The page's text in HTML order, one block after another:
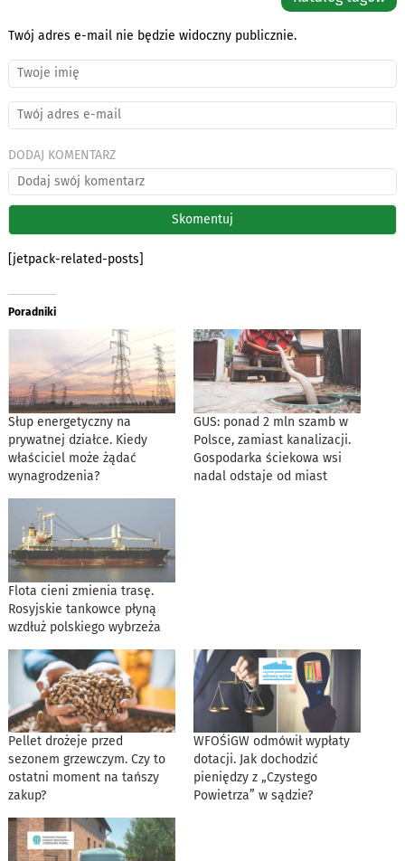
Twój adres e-mail nie będzie widoczny publicznie.
DODAJ KOMENTARZ
[jetpack-related-posts]
Poradniki
Słup energetyczny na
prywatnej działce. Kiedy
właściciel może żądać
wynagrodzenia?
GUS: ponad 2 mln szamb w
Polsce, zamiast kanalizacji.
Gospodarka ściekowa wsi
nadal odstaje od miast
Flota cieni zmienia trasę.
Rosyjskie tankowce płyną
wzdłuż polskiego wybrzeża
Pellet drożeje przed
sezonem grzewczym. Czy to
ostatni moment na tańszy
zakup?
WFOŚiGW odmówił wypłaty
dotacji. Jak dochodzić
pieniędzy z „Czystego
Powietrza” w sądzie?